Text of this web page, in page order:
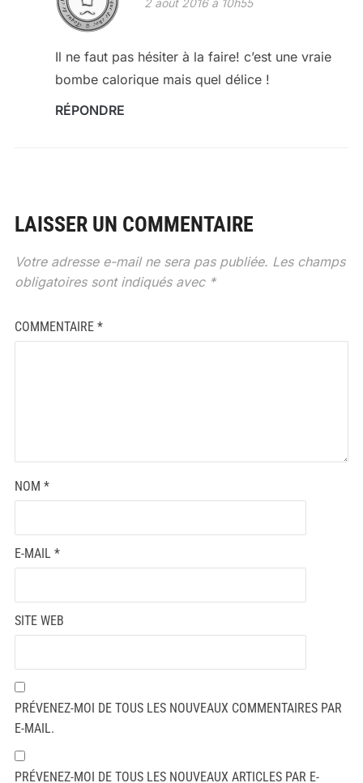
2 août 2016 à 10h55
Il ne faut pas hésiter à la faire! c’est une vraie
bombe calorique mais quel délice !
RÉPONDRE
LAISSER UN COMMENTAIRE
Votre adresse e-mail ne sera pas publiée. Les champs
obligatoires sont indiqués avec *
COMMENTAIRE *
NOM *
E-MAIL *
SITE WEB
PRÉVENEZ-MOI DE TOUS LES NOUVEAUX COMMENTAIRES PAR
E-MAIL.
PRÉVENEZ-MOI DE TOUS LES NOUVEAUX ARTICLES PAR E-